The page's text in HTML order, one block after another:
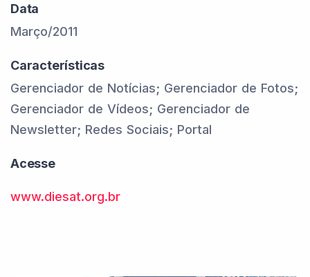
Data
Março/2011
Características
Gerenciador de Notícias; Gerenciador de Fotos;
Gerenciador de Vídeos; Gerenciador de
Newsletter; Redes Sociais; Portal
Acesse
www.diesat.org.br